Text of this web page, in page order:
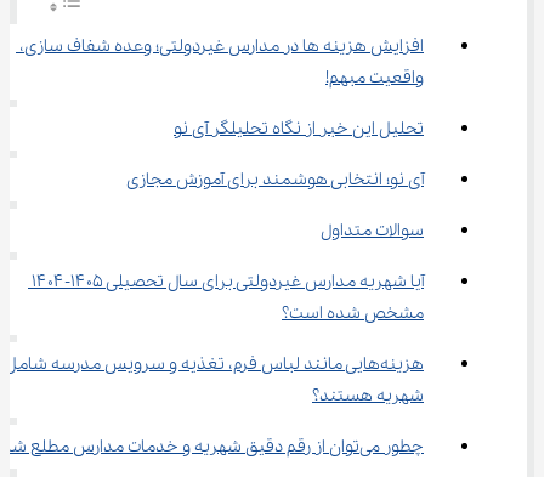
افزایش هزینه ها در مدارس غیردولتی؛ وعده شفاف سازی،
واقعیت مبهم!
تحلیل این خبر از نگاه تحلیلگر آی نو
آی نو؛ انتخابی هوشمند برای آموزش مجازی
سوالات متداول
آیا شهریه مدارس غیردولتی برای سال تحصیلی ۱۴۰۵-۱۴۰۴
مشخص شده است؟
هزینه‌هایی مانند لباس فرم، تغذیه و سرویس مدرسه شامل
شهریه هستند؟
چطور می‌توان از رقم دقیق شهریه و خدمات مدارس مطلع شد؟